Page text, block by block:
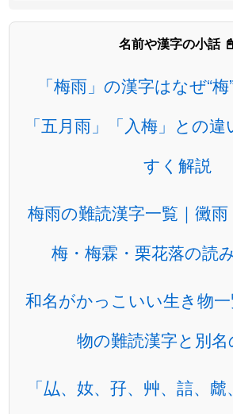
名前や漢字の小話 📓
「梅雨」の漢字はなぜ“梅
「五月雨」「入梅」との
すく解説
梅雨の難読漢字一覧｜黴雨
梅・梅霖・栗花落の読
和名がかっこいい生き物
物の難読漢字と別
「厸、奻、孖、艸、誩、